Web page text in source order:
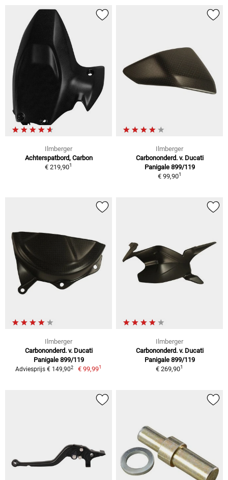
Ilmberger
Achterspatbord, Carbon
€ 219,901
Ilmberger
Carbononderd. v. Ducati
Panigale 899/119
€ 99,901
Ilmberger
Carbononderd. v. Ducati
Panigale 899/119
Adviesprijs € 149,902 € 99,991
Ilmberger
Carbononderd. v. Ducati
Panigale 899/119
€ 269,901